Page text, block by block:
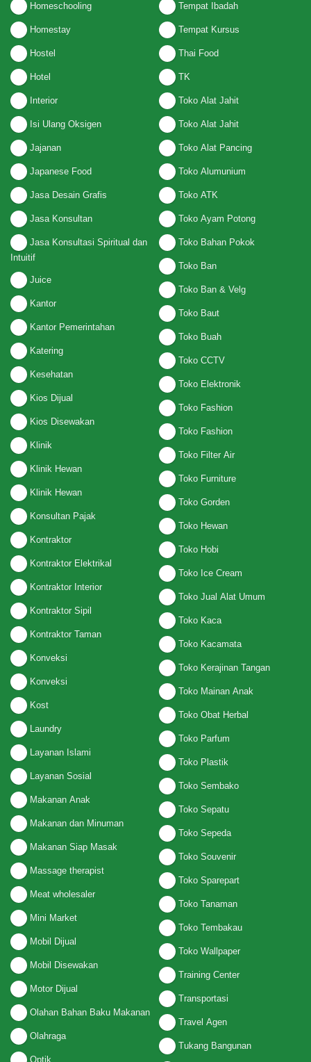
Homeschooling
Homestay
Hostel
Hotel
Interior
Isi Ulang Oksigen
Jajanan
Japanese Food
Jasa Desain Grafis
Jasa Konsultan
Jasa Konsultasi Spiritual dan
Intuitif
Juice
Kantor
Kantor Pemerintahan
Katering
Kesehatan
Kios Dijual
Kios Disewakan
Klinik
Klinik Hewan
Klinik Hewan
Konsultan Pajak
Kontraktor
Kontraktor Elektrikal
Kontraktor Interior
Kontraktor Sipil
Kontraktor Taman
Konveksi
Konveksi
Kost
Laundry
Layanan Islami
Layanan Sosial
Makanan Anak
Makanan dan Minuman
Makanan Siap Masak
Massage therapist
Meat wholesaler
Mini Market
Mobil Dijual
Mobil Disewakan
Motor Dijual
Olahan Bahan Baku Makanan
Olahraga
Optik
Tempat Ibadah
Tempat Kursus
Thai Food
TK
Toko Alat Jahit
Toko Alat Jahit
Toko Alat Pancing
Toko Alumunium
Toko ATK
Toko Ayam Potong
Toko Bahan Pokok
Toko Ban
Toko Ban & Velg
Toko Baut
Toko Buah
Toko CCTV
Toko Elektronik
Toko Fashion
Toko Fashion
Toko Filter Air
Toko Furniture
Toko Gorden
Toko Hewan
Toko Hobi
Toko Ice Cream
Toko Jual Alat Umum
Toko Kaca
Toko Kacamata
Toko Kerajinan Tangan
Toko Mainan Anak
Toko Obat Herbal
Toko Parfum
Toko Plastik
Toko Sembako
Toko Sepatu
Toko Sepeda
Toko Souvenir
Toko Sparepart
Toko Tanaman
Toko Tembakau
Toko Wallpaper
Training Center
Transportasi
Travel Agen
Tukang Bangunan